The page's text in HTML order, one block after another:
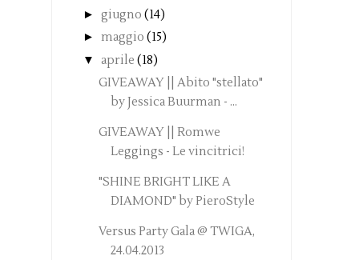
► giugno (14)
► maggio (15)
▼ aprile (18)
GIVEAWAY || Abito "stellato"
by Jessica Buurman - ...
GIVEAWAY || Romwe
Leggings - Le vincitrici!
"SHINE BRIGHT LIKE A
DIAMOND" by PieroStyle
Versus Party Gala @ TWIGA,
24.04.2013